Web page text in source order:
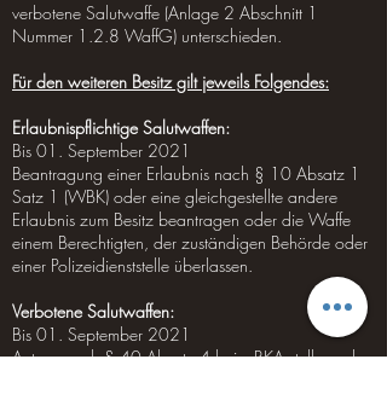
verbotene Salutwaffe (Anlage 2 Abschnitt 1
Nummer 1.2.8 WaffG) unterschieden.
Für den weiteren Besitz gilt jeweils Folgendes:
Erlaubnispflichtige Salutwaffen:
Bis 01. September 2021
Beantragung einer Erlaubnis nach § 10 Absatz 1
Satz 1 (WBK) oder eine gleichgestellte andere
Erlaubnis zum Besitz beantragen oder die Waffe
einem Berechtigten, der zuständigen Behörde oder
einer Polizeidienststelle überlassen.
Verbotene Salutwaffen:
Bis 01. September 2021
Antrag nach § 40 Absatz 4 beim BKA stellen oder